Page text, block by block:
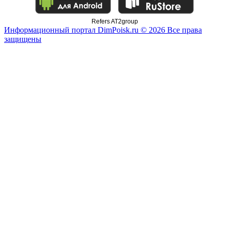
Refers AT2group
Информационный портал DimPoisk.ru © 2026 Все права
защищены